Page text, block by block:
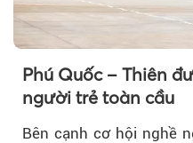
Phú Quốc – Thiên
người trẻ toàn cầu
Bên cạnh cơ hội nghề